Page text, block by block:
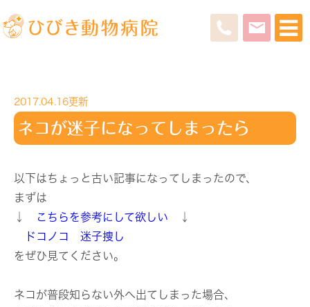
2017.04.16更新
ネコが迷子になってしまったら
以下はちょっと古い記事になってしまったので、
まずは
↓
こちらを参考にして欲しい ↓
ドコノコ 迷子捜し
をぜひ見てください。
ネコが普段知らない外へ出てしまった場合、